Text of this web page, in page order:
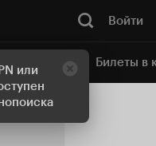
или
Войти
Билеты в